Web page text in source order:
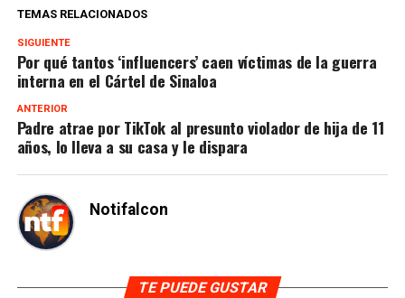
TEMAS RELACIONADOS
SIGUIENTE
Por qué tantos ‘influencers’ caen víctimas de la guerra
interna en el Cártel de Sinaloa
ANTERIOR
Padre atrae por TikTok al presunto violador de hija de 11
años, lo lleva a su casa y le dispara
Notifalcon
TE PUEDE GUSTAR